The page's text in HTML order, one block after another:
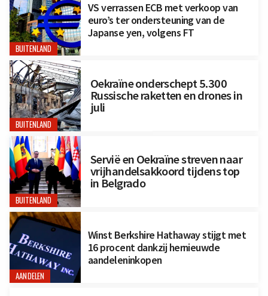
BUITENLAND
VS verrassen ECB met verkoop van
euro’s ter ondersteuning van de
Japanse yen, volgens FT
BUITENLAND
Oekraïne onderschept 5.300
Russische raketten en drones in
juli
BUITENLAND
Servië en Oekraïne streven naar
vrijhandelsakkoord tijdens top
in Belgrado
AANDELEN
Winst Berkshire Hathaway stijgt met
16 procent dankzij hernieuwde
aandeleninkopen